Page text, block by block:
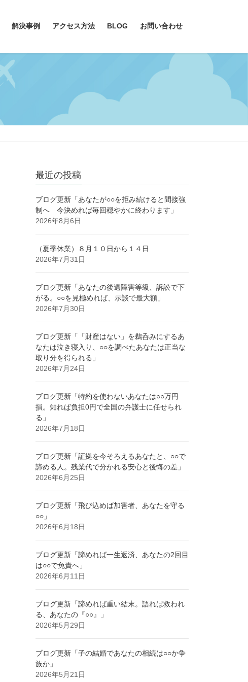
解決事例 アクセス方法 BLOG お問い合わせ
最近の投稿
ブログ更新「あなたが○○を拒み続けると間接強
制へ 今決めれば毎回穏やかに終わります」
2026年8月6日
（夏季休業）８月１０日から１４日
2026年7月31日
ブログ更新「あなたの後遺障害等級、訴訟で下
がる。○○を見極めれば、示談で最大額」
2026年7月30日
ブログ更新「「財産はない」を鵜呑みにするあ
なたは泣き寝入り、○○を調べたあなたは正当な
取り分を得られる」
2026年7月24日
ブログ更新「特約を使わないあなたは○○万円
損。知れば負担0円で全国の弁護士に任せられ
る」
2026年7月18日
ブログ更新「証拠を今そろえるあなたと、○○で
諦める人。残業代で分かれる安心と後悔の差」
2026年6月25日
ブログ更新「飛び込めば加害者、あなたを守る
○○」
2026年6月18日
ブログ更新「諦めれば一生返済、あなたの2回目
は○○で免責へ」
2026年6月11日
ブログ更新「諦めれば重い結末。語れば救われ
る、あなたの『○○』」
2026年5月29日
ブログ更新「子の結婚であなたの相続は○○か争
族か」
2026年5月21日